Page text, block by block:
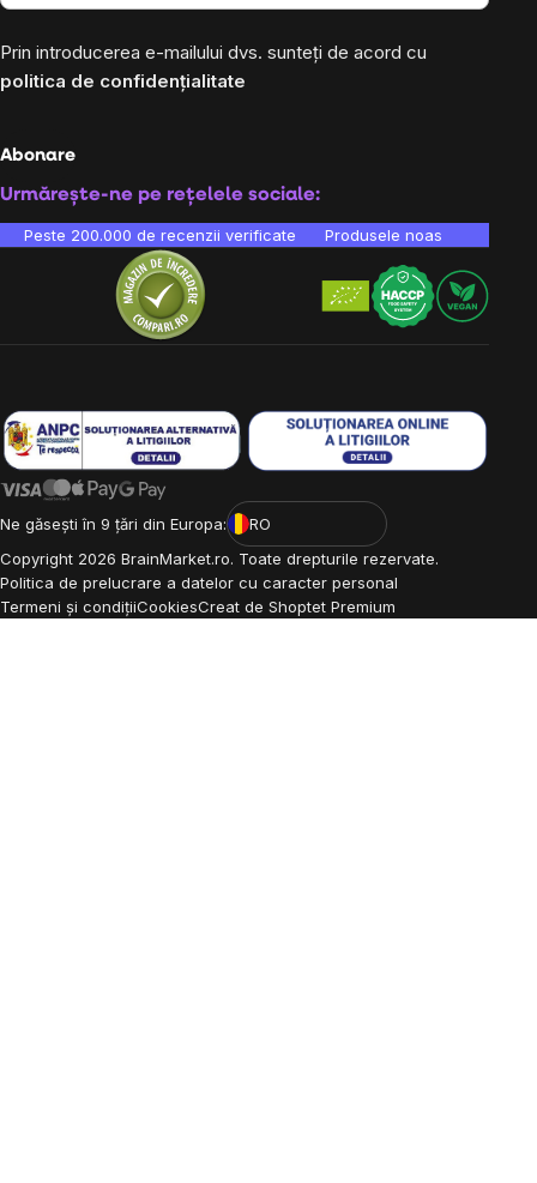
Prin introducerea e-mailului dvs. sunteți de acord cu
politica de confidențialitate
Abonare
Urmărește-ne pe rețelele sociale:
Peste 200.000 de recenzii verificate Produsele noastre sunt
Ne găsești în 9 țări din Europa:
RO
Copyright 2026 BrainMarket.ro. Toate drepturile rezervate.
Politica de prelucrare a datelor cu caracter personal
Termeni și condițiiCookiesCreat de Shoptet Premium